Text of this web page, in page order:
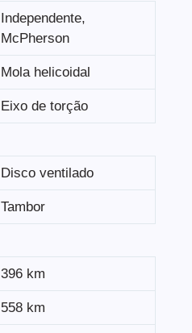
Independente,
McPherson
Mola helicoidal
Eixo de torção
Disco ventilado
Tambor
396 km
558 km